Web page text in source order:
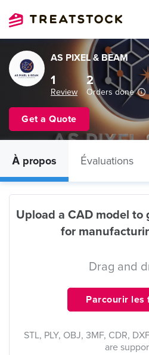
AS PIXEL & BEAM
1
Review
2
Orders done
Get a Quote
À propos Évaluations
Upload a CAD model
for
Drag and
Parcourir les
STL, PLY, OBJ, 3MF, CDR,
are